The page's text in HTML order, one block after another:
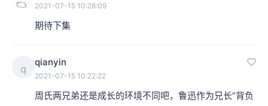
2021-07-15 10:28:09
期待下集
q
qianyin
2021-07-15 10:22:22
周氏两兄弟还是成长的环境不同吧，鲁迅作为兄长“背负